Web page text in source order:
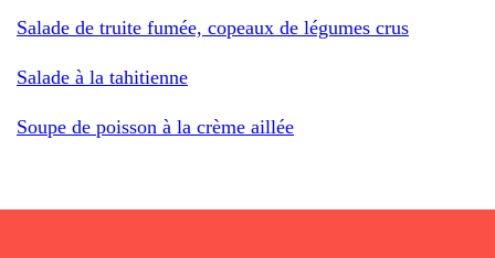
Salade de truite fumée, copeaux de légumes crus
Salade à la tahitienne
Soupe de poisson à la crème aillée